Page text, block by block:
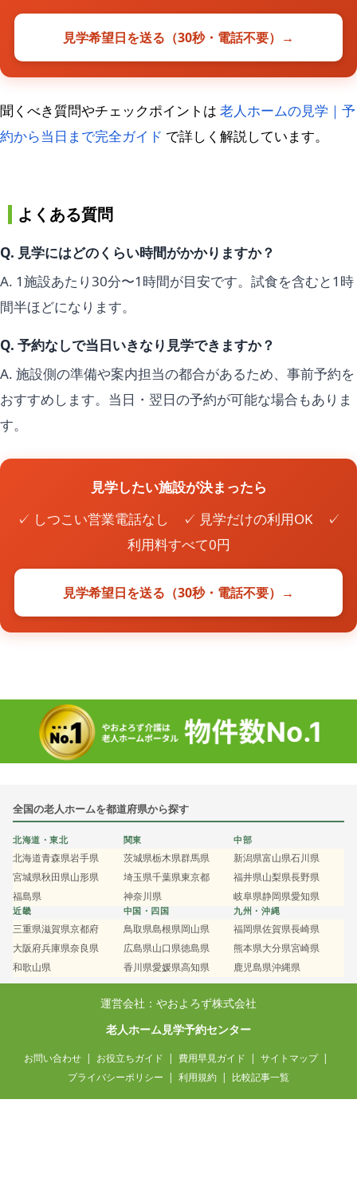
見学希望日を送る（30秒・電話不要）→
聞くべき質問やチェックポイントは 老人ホームの見学｜予
約から当日まで完全ガイド で詳しく解説しています。
よくある質問
Q. 見学にはどのくらい時間がかかりますか？
A. 1施設あたり30分〜1時間が目安です。試食を含むと1時
間半ほどになります。
Q. 予約なしで当日いきなり見学できますか？
A. 施設側の準備や案内担当の都合があるため、事前予約を
おすすめします。当日・翌日の予約が可能な場合もありま
す。
見学したい施設が決まったら
✓ しつこい営業電話なし ✓ 見学だけの利用OK ✓
利用料すべて0円
見学希望日を送る（30秒・電話不要）→
全国の老人ホームを都道府県から探す
北海道・東北
北海道青森県岩手県
宮城県秋田県山形県
福島県
関東
茨城県栃木県群馬県
埼玉県千葉県東京都
神奈川県
中部
新潟県富山県石川県
福井県山梨県長野県
岐阜県静岡県愛知県
近畿
三重県滋賀県京都府
大阪府兵庫県奈良県
和歌山県
中国・四国
鳥取県島根県岡山県
広島県山口県徳島県
香川県愛媛県高知県
九州・沖縄
福岡県佐賀県長崎県
熊本県大分県宮崎県
鹿児島県沖縄県
運営会社：やおよろず株式会社
老人ホーム見学予約センター
お問い合わせ お役立ちガイド 費用早見ガイド
サイトマップ
プライバシーポリシー
利用規約 比較記事一覧